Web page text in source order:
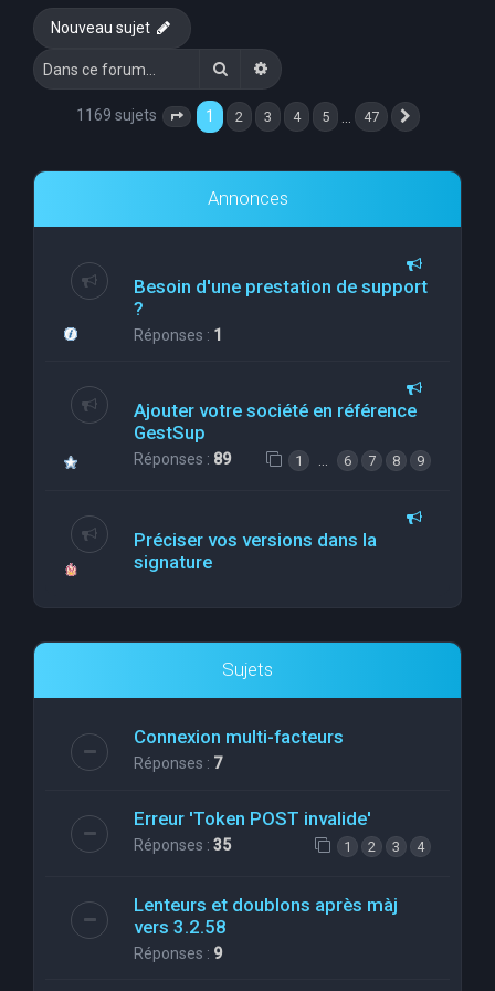
Nouveau sujet
RechercherRecherche avancée
1169 sujets Page 1 sur47
1 2 3 4 5 47
Annonces
Besoin d'une prestation de support
?
Réponses : 1
Ajouter votre société en référence
GestSup
Réponses : 89 1 … 6 7 8 9
Préciser vos versions dans la
signature
Sujets
Connexion multi-facteurs
Réponses : 7
Erreur 'Token POST invalide'
Réponses : 35 1 2 3 4
Lenteurs et doublons après màj
vers 3.2.58
Réponses : 9